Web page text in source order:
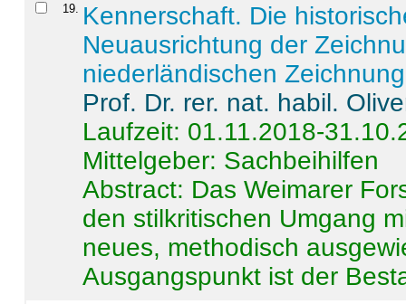
19
Kennerschaft. Die
Neuausrichtung der
niederländischen
Prof. Dr. rer. nat. habil.
Laufzeit: 01.11.2018-
Mittelgeber: Sachbeihilfen
Abstract: Das Weimarer
den stilkritischen Umgang
neues, methodisch
Ausgangspunkt ist der